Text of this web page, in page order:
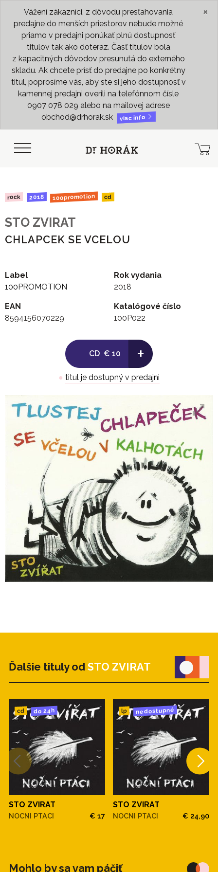
Vážení zákazníci, z dôvodu presťahovania
predajne do menších priestorov nebude možné
priamo v predajni ponúkať plnú dostupnosť
titulov tak ako doteraz. Časť titulov bola
z kapacitných dôvodov presunutá do externého
skladu. Ak chcete prísť do predajne po konkrétny
titul, poprosíme vás, aby ste si jeho dostupnosť v
kamennej predajni overili na telefónnom čísle
0907 078 029 alebo na mailovej adrese
obchod@drhorak.sk
viac info
×
rock 2018 100promotion cd
STO ZVIRAT
CHLAPCEK SE VCELOU
Label
100PROMOTION
Rok vydania
2018
EAN
8594156070229
Katalógové číslo
100P022
CD € 10 +
● titul je dostupný v predajni
Ďalšie tituly od STO ZVIRAT
cd do 24h
STO ZVIRAT
NOCNI PTACI € 17
lp nedostupné
STO ZVIRAT
NOCNI PTACI € 24,90
Mohlo by sa vam páčiť